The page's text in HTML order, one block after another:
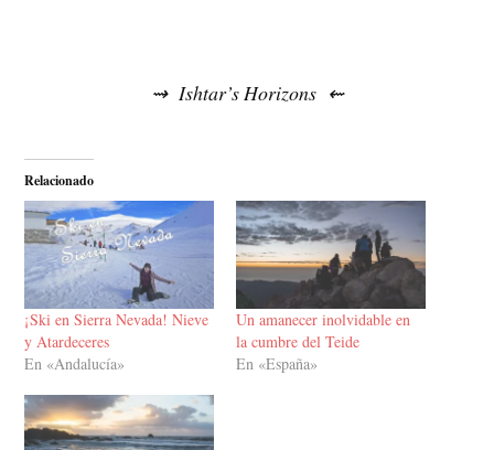
⇝ Ishtar’s Horizons ⇜
Relacionado
¡Ski en Sierra Nevada! Nieve
y Atardeceres
En «Andalucía»
Un amanecer inolvidable en
la cumbre del Teide
En «España»